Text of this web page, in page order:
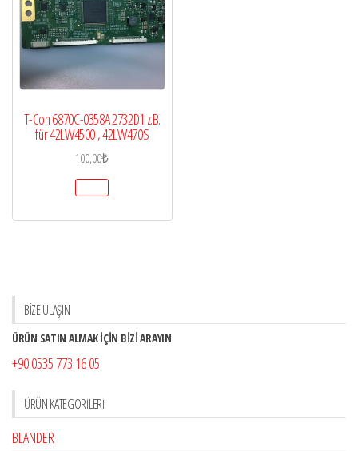
T-Con 6870C-0358A 2732D1 z.B.
für 42LW4500 , 42LW470S
100,00₺
BİZE ULAŞIN
ÜRÜN SATIN ALMAK İÇİN BİZİ ARAYIN
+90 0535 773 16 05
ÜRÜN KATEGORILERI
BLANDER